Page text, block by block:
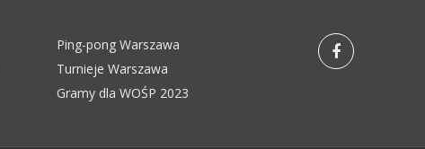
Ping-pong Warszawa
Turnieje Warszawa
Gramy dla WOŚP 2023